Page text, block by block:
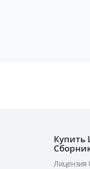
Купить
Лицензия